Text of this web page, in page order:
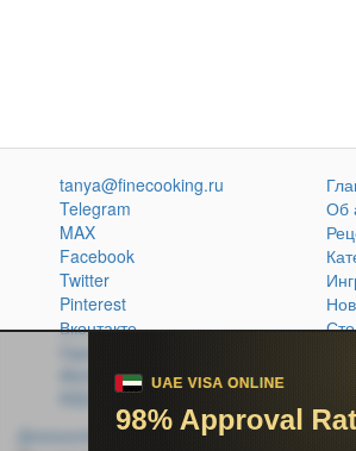
tanya@finecooking.ru
Telegram
MAX
Facebook
Twitter
Pinterest
Вконтакте
Одноклассники
Об
Домашняя кухня без проблем© 2014-2026